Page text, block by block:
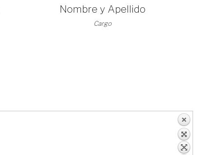
Nombre y Apellido
Cargo